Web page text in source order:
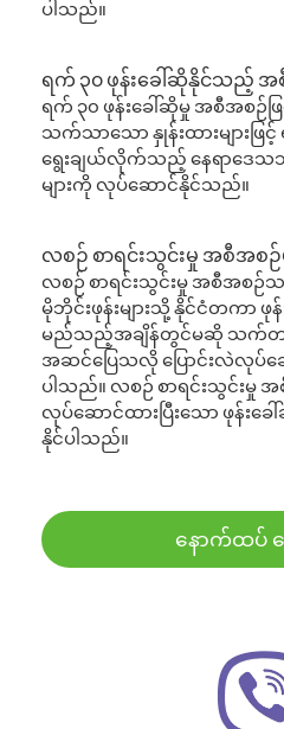
ပါသည်။
ရက် ၃၀ ဖုန်းခေါ်ဆိုနိုင်သည့် အ
ရက် ၃၀ ဖုန်းခေါ်ဆိုမှု အစီအစဉ်
သက်သာသော နှုန်းထားများဖ
ရွေးချယ်လိုက်သည့် နေရာဒေသ
များကို လုပ်ဆောင်နိုင်သည်။
လစဉ် စာရင်းသွင်းမှု အစီအစဉ်မ
လစဉ် စာရင်းသွင်းမှု အစီအစဉ်သည်
မိုဘိုင်းဖုန်းများသို့ နိုင်ငံတကာ ဖုန်
မည်သည့်အချိန်တွင်မဆို သက်တ
အဆင်ပြေသလို ပြောင်းလဲလုပ်
ပါသည်။ လစဉ် စာရင်းသွင်းမှု
လုပ်ဆောင်ထားပြီးသော ဖုန်းခ
နိုင်ပါသည်။
နောက်ထပ် န